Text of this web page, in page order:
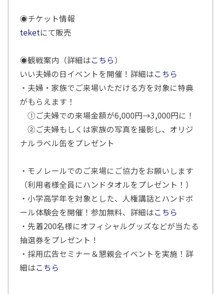
◉チケット情報
teketにて販売
◉観戦案内（詳細はこちら）
いい夫婦の日イベントを開催！詳細はこちら
・夫婦・家族でご来場いただける方を対象に特典
がもらえます！
①ご夫婦での来場金額が6,000円→3,000円に！
②ご夫婦もしくは家族の写真を撮影し、オリジ
ナルラベル缶をプレゼント
・モノレールでのご来場にご協力をお願いします
（利用者様全員にハンドタオルをプレゼント！）
・小学高学年を対象とした、人権講話とハンドボ
ール体験会を開催！参加無料、詳細はこちら
・先着200名様にオフィシャルグッズなどが当たる
抽選券をプレゼント！
・採用広告セミナー＆懇親会イベントを実施！詳
細はこちら